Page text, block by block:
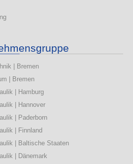
| Bremen
| Bremen
| Hamburg
| Hannover
| Paderborn
| Finnland
| Baltische Staaten
| Dänemark